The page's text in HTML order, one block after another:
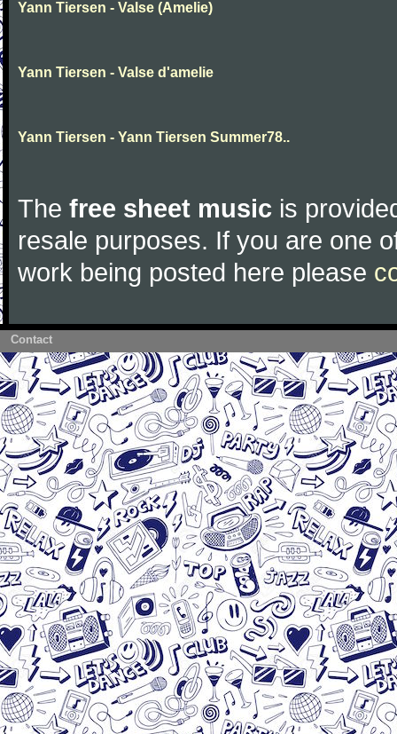
Yann Tiersen - Valse (Amelie)
Yann Tiersen - Valse d'amelie
Yann Tiersen - Yann Tiersen Summer78..
The free sheet music is
resale purposes. If you are one
work being posted here please
Contact